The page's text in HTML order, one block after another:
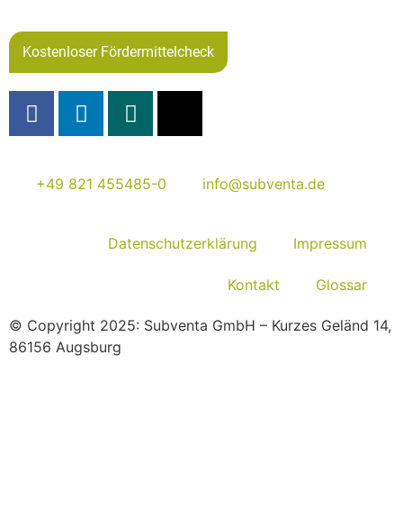
Kostenloser Fördermittelcheck
+49 821 455485-0 info@subventa.de
Datenschutzerklärung Impressum
Kontakt Glossar
© Copyright 2025: Subventa GmbH – Kurzes Geländ 14,
86156 Augsburg